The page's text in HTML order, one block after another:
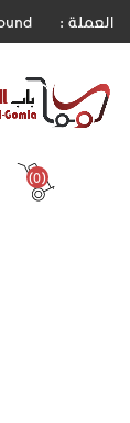
العملة :
(0)